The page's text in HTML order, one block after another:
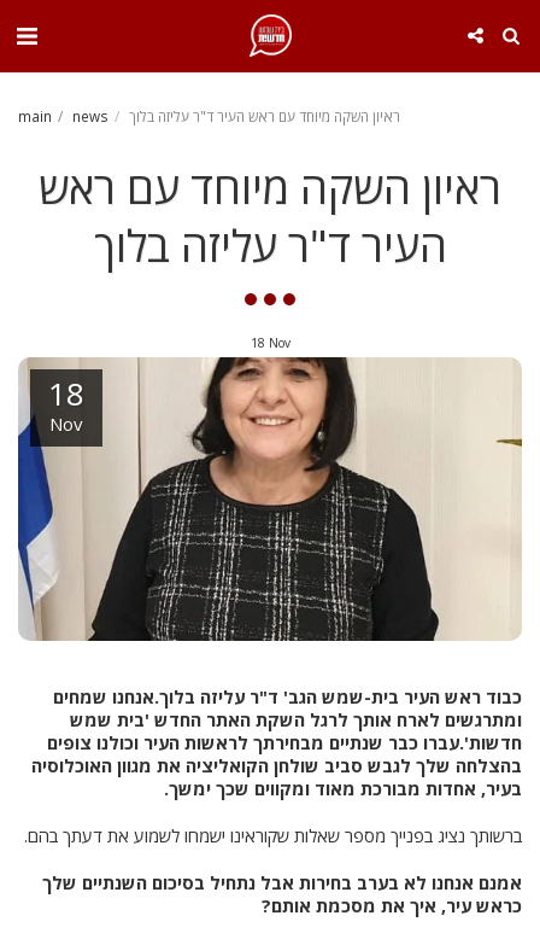
main news ראיון השקה מיוחד עם ראש העיר ד"ר עליזה בלוך
ראיון השקה מיוחד עם ראש
העיר ד"ר עליזה בלוך
18 Nov
18
Nov
כבוד ראש העיר בית-שמש הגב' ד"ר עליזה בלוך.אנחנו שמחים
ומתרגשים לארח אותך לרגל השקת האתר החדש 'בית שמש
חדשות'.עברו כבר שנתיים מבחירתך לראשות העיר וכולנו צופים
בהצלחה שלך לגבש סביב שולחן הקואליציה את מגוון האוכלוסיה
בעיר, אחדות מבורכת מאוד ומקווים שכך ימשך.
ברשותך נציג בפנייך מספר שאלות שקוראינו ישמחו לשמוע את דעתך בהם.
אמנם אנחנו לא בערב בחירות אבל נתחיל בסיכום השנתיים שלך
כראש עיר, איך את מסכמת אותם?